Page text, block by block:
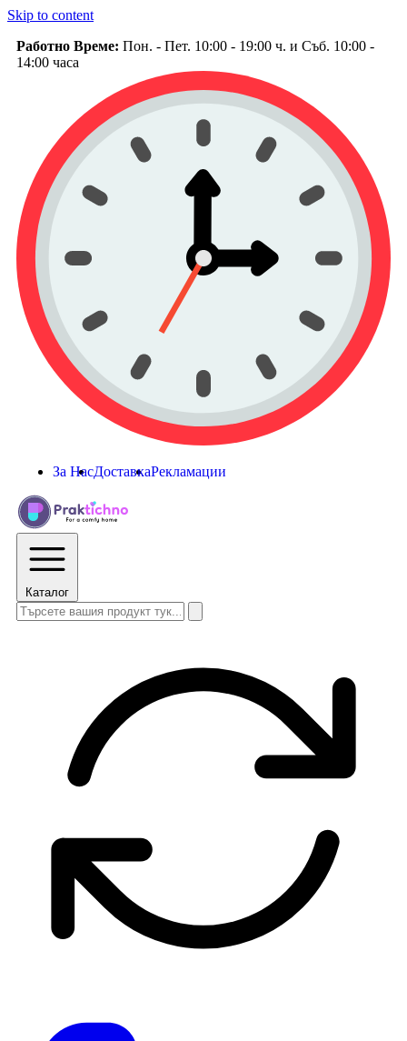
Skip to content
Работно Време: Пон. - Пет. 10:00 - 19:00 ч. и Съб. 10:00 -
14:00 часа
За НасДоставкаРекламации
Каталог